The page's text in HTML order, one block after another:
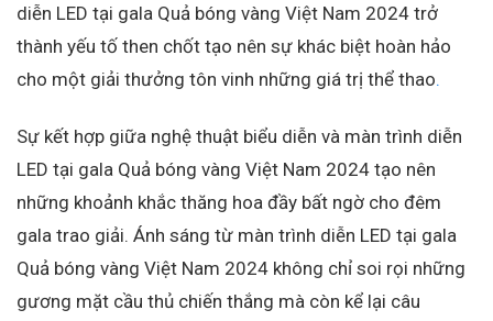
diễn LED tại gala Quả bóng vàng Việt Nam 2024 trở
thành yếu tố then chốt tạo nên sự khác biệt hoàn hảo
cho một giải thưởng tôn vinh những giá trị thể thao.
Sự kết hợp giữa nghệ thuật biểu diễn và màn trình diễn
LED tại gala Quả bóng vàng Việt Nam 2024 tạo nên
những khoảnh khắc thăng hoa đầy bất ngờ cho đêm
gala trao giải. Ánh sáng từ màn trình diễn LED tại gala
Quả bóng vàng Việt Nam 2024 không chỉ soi rọi những
gương mặt cầu thủ chiến thắng mà còn kể lại câu